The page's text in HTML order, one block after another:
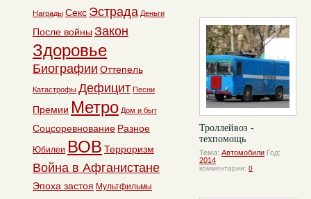
Троллейвоз -
техпомощь
Тема: Автомобили Год:
2014
комментарии: 0
Награды Секс Эстрада Деньги
После войны Закон
Здоровье
Биографии Оттепель
Катастрофы Дефицит Песни
Премии Метро Дом и быт
Соцсоревнование Разное
Юбилеи ВОВ Терроризм
Война в Афганистане
Эпоха застоя Мультфильмы